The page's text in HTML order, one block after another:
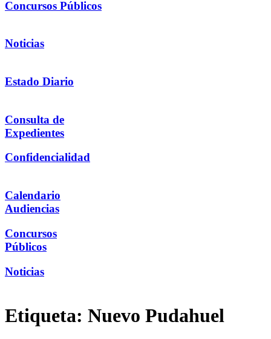
Concursos Públicos
Noticias
Estado Diario
Consulta de
Expedientes
Confidencialidad
Calendario
Audiencias
Concursos
Públicos
Noticias
Etiqueta: Nuevo Pudahuel